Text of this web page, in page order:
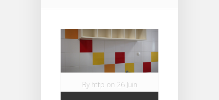
By http on 26 Juin